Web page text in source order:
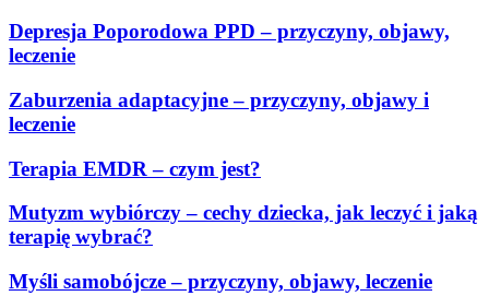
Depresja Poporodowa PPD – przyczyny, objawy,
leczenie
Zaburzenia adaptacyjne – przyczyny, objawy i
leczenie
Terapia EMDR – czym jest?
Mutyzm wybiórczy – cechy dziecka, jak leczyć i jaką
terapię wybrać?
Myśli samobójcze – przyczyny, objawy, leczenie